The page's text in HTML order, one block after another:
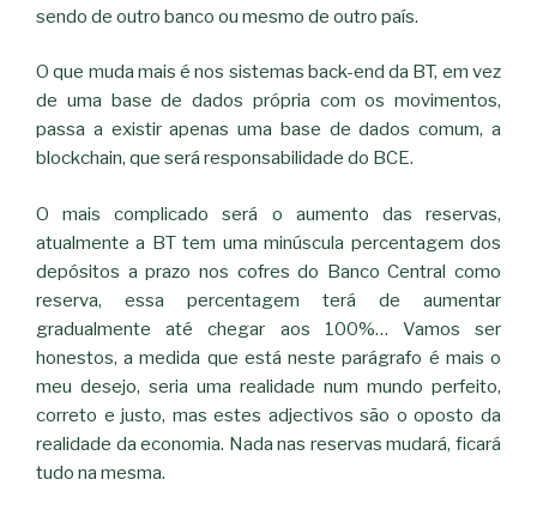
sendo de outro banco ou mesmo de outro país.
O que muda mais é nos sistemas back-end da BT, em vez
de uma base de dados própria com os movimentos,
passa a existir apenas uma base de dados comum, a
blockchain, que será responsabilidade do BCE.
O mais complicado será o aumento das reservas,
atualmente a BT tem uma minúscula percentagem dos
depósitos a prazo nos cofres do Banco Central como
reserva, essa percentagem terá de aumentar
gradualmente até chegar aos 100%… Vamos ser
honestos, a medida que está neste parágrafo é mais o
meu desejo, seria uma realidade num mundo perfeito,
correto e justo, mas estes adjectivos são o oposto da
realidade da economia. Nada nas reservas mudará, ficará
tudo na mesma.